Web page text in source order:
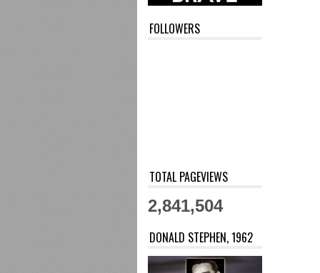
FOLLOWERS
TOTAL PAGEVIEWS
2,841,504
DONALD STEPHEN, 1962